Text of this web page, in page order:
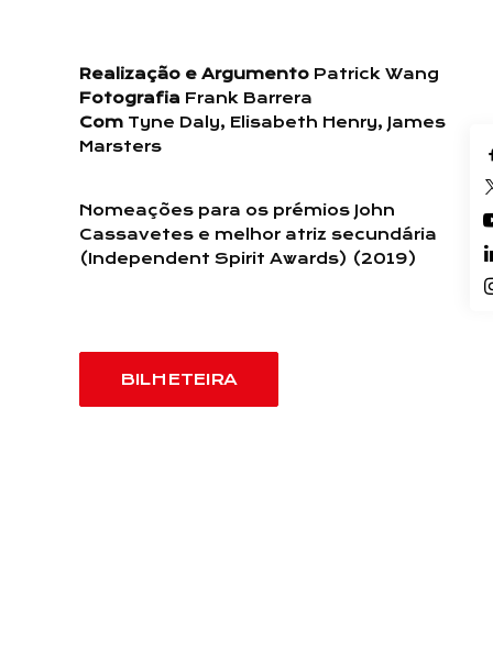
Realização e Argumento Patrick Wang
Fotografia Frank Barrera
Com Tyne Daly, Elisabeth Henry, James
Marsters
Nomeações para os prémios John
Cassavetes e melhor atriz secundária
(Independent Spirit Awards) (2019)
BILHETEIRA